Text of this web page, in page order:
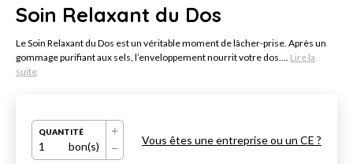
Soin Relaxant du Dos
Le Soin Relaxant du Dos est un véritable moment de lâcher-prise. Après un
gommage purifiant aux sels, l’enveloppement nourrit votre dos.... Lire la
suite
QUANTITÉ
1 bon(s) Vous êtes une entreprise ou un CE ?